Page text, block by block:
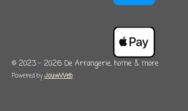
© 2023 - 2026 De Arrangerie, home & more
Powered byJouwWeb